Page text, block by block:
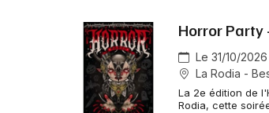
Horror Party
Le 31/10/2026
La Rodia -
La 2e édition de
Rodia, cette